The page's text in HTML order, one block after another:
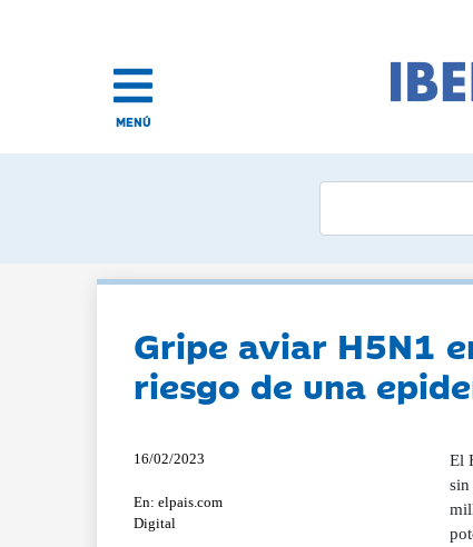
MENÚ
Gripe aviar H5N1
riesgo de una
16/02/2023
En: elpais.com
Digital
El
sin